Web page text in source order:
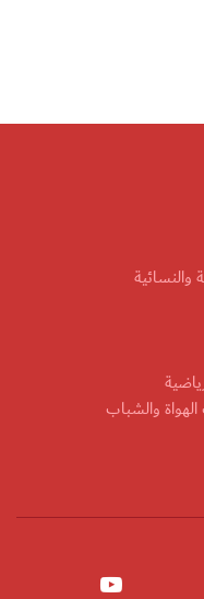
والنسائية
والشباب